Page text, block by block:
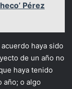
Pérez
haya sido
de un año no
haya tenido
año; o algo